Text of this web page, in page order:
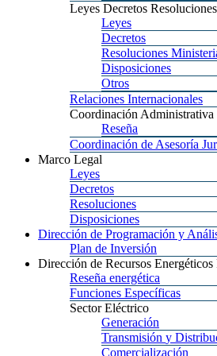
Leyes Decretos
Leyes
Decretos
Resoluciones
Disposiciones
Otros
Relaciones Internacionales
Coordinación Administrativa
Reseña
Coordinación de Asesoría
Marco Legal
Leyes
Decretos
Resoluciones
Disposiciones
Dirección de Programación y
Plan de Inversión
Dirección de Recursos
Reseña energética
Funciones Específicas
SectorEléctrico
Generación
Transmisión y
Comercialización